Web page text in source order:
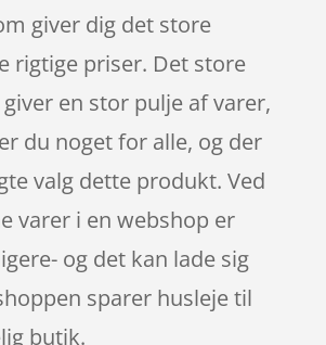
giver dig det store
rigtige priser. Det store
en stor pulje af varer,
du noget for alle, og der
valg dette produkt. Ved
varer i en webshop er
og det kan lade sig
sparer husleje til
butik.